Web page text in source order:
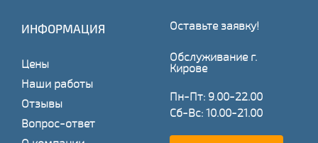
ИНФОРМАЦИЯ
Цены
Наши работы
Отзывы
Вопрос-ответ
Оставьте заявку!
Обслуживание г.
Кирове
Пн-Пт: 9.00-22.00
Сб-Вс: 10.00-21.00